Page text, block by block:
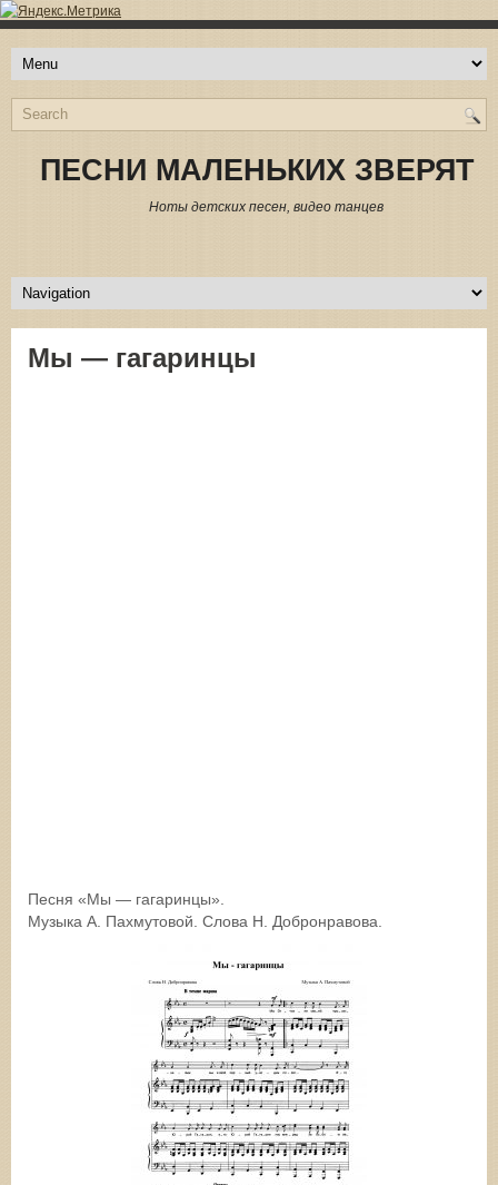
ПЕСНИ МАЛЕНЬКИХ ЗВЕРЯТ
Ноты детских песен, видео танцев
Мы — гагаринцы
Песня «Мы — гагаринцы».
Музыка А. Пахмутовой. Слова Н. Добронравова.